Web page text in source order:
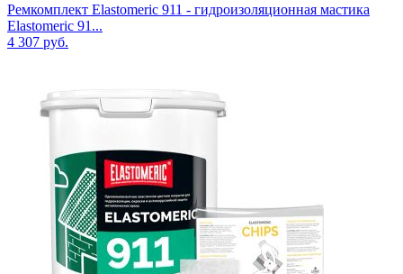
Ремкомплект Elastomeric 911 - гидроизоляционная мастика
Elastomeric 91...
4 307 руб.